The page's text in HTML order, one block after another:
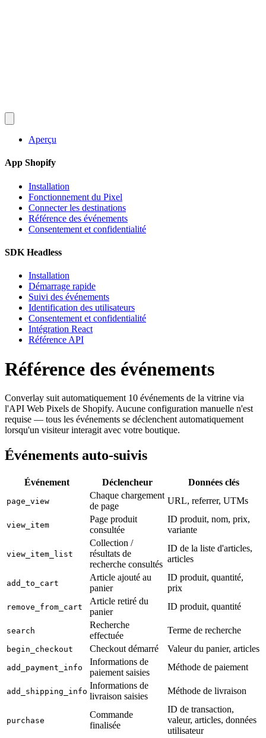
Aperçu
App Shopify
Installation
Fonctionnement du Pixel
Connecter les destinations
Référence des événements
Consentement et confidentialité
SDK Headless
Installation
Démarrage rapide
Suivi des événements
Identification des utilisateurs
Consentement et confidentialité
Intégration React
Référence API
Référence des événements
Converlay suit automatiquement 10 événements de la vitrine via
l'API Web Pixels de Shopify. Aucune configuration manuelle n'est
requise — tous les événements se déclenchent automatiquement
lorsqu'un visiteur interagit avec votre boutique.
Événements auto-suivis
Événement Déclencheur Données clés
page_view
Chaque chargement
de page
URL, referrer, UTMs
view_item
Page produit
consultée
ID produit, nom, prix,
variante
view_item_list
Collection /
résultats de
recherche consultés
ID de la liste d'articles,
articles
add_to_cart
Article ajouté au
panier
ID produit, quantité,
prix
remove_from_cart
Article retiré du
panier
ID produit, quantité
search
Recherche
effectuée
Terme de recherche
begin_checkout Checkout démarré Valeur du panier, articles
add_payment_info
Informations de
paiement saisies
Méthode de paiement
add_shipping_info
Informations de
livraison saisies
Méthode de livraison
purchase
Commande
finalisée
ID de transaction,
valeur, articles, données
utilisateur